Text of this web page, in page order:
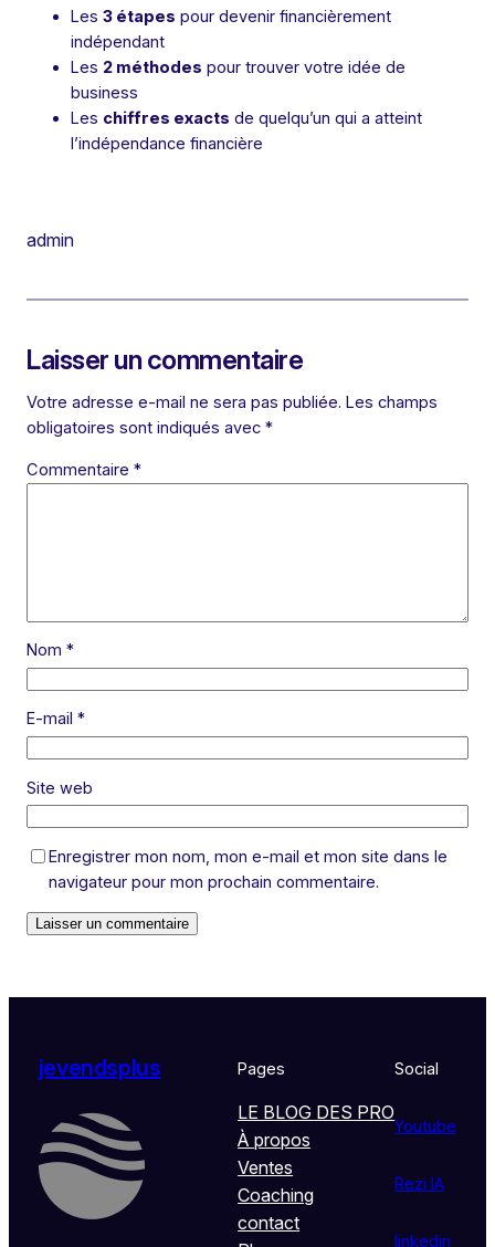
Les 3 étapes pour devenir financièrement
indépendant
Les 2 méthodes pour trouver votre idée de
business
Les chiffres exacts de quelqu’un qui a atteint
l’indépendance financière
admin
Laisser un commentaire
Votre adresse e-mail ne sera pas publiée. Les champs
obligatoires sont indiqués avec *
Commentaire *
Nom *
E-mail *
Site web
Enregistrer mon nom, mon e-mail et mon site dans le
navigateur pour mon prochain commentaire.
jevendsplus Pages
LE BLOG DES PRO
À propos
Ventes
Coaching
contact
Social
Youtube
Rezi IA
linkedin